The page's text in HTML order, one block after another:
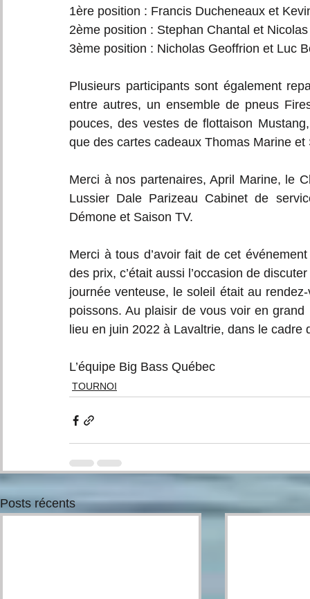
1ère position : Francis Ducheneaux et
2ème position : Stephan Chantal et
3ème position : Nicholas Geoffrion et Luc
Plusieurs participants sont également
entre autres, un ensemble de pneus
pouces, des vestes de flottaison
que des cartes cadeaux Thomas Marine
Merci à nos partenaires, April Marine, le
Lussier Dale Parizeau Cabinet de
Démone et Saison TV.
Merci à tous d’avoir fait de cet
des prix, c’était aussi l’occasion de
journée venteuse, le soleil était au
poissons. Au plaisir de vous voir en
lieu en juin 2022 à Lavaltrie, dans le
L’équipe Big Bass Québec
TOURNOI
Posts récents